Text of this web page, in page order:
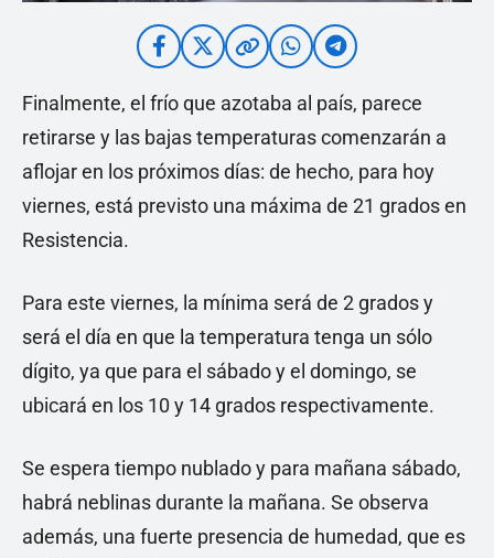
Finalmente, el frío que azotaba al país, parece
retirarse y las bajas temperaturas comenzarán a
aflojar en los próximos días: de hecho, para hoy
viernes, está previsto una máxima de 21 grados en
Resistencia.
Para este viernes, la mínima será de 2 grados y
será el día en que la temperatura tenga un sólo
dígito, ya que para el sábado y el domingo, se
ubicará en los 10 y 14 grados respectivamente.
Se espera tiempo nublado y para mañana sábado,
habrá neblinas durante la mañana. Se observa
además, una fuerte presencia de humedad, que es